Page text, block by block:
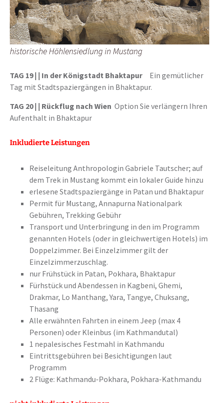
historische Höhlensiedlung in Mustang
TAG 19 | | In der Königstadt BhaktapurEin gemütlicher
Tag mit Stadtspaziergängen in Bhaktapur.
TAG 20 | | Rückflug nach Wien Option Sie verlängern Ihren
Aufenthalt in Bhaktapur
Inkludierte Leistungen
Reiseleitung Anthropologin Gabriele Tautscher; auf
dem Trek in Mustang kommt ein lokaler Guide hinzu
erlesene Stadtspaziergänge in Patan und Bhaktapur
Permit für Mustang, Annapurna Nationalpark
Gebühren, Trekking Gebühr
Transport und Unterbringung in den im Programm
genannten Hotels (oder in gleichwertigen Hotels) im
Doppelzimmer. Bei Einzelzimmer gilt der
Einzelzimmerzuschlag.
nur Frühstück in Patan, Pokhara, Bhaktapur
Fürhstück und Abendessen in Kagbeni, Ghemi,
Drakmar, Lo Manthang, Yara, Tangye, Chuksang,
Thasang
Alle erwähnten Fahrten in einem Jeep (max 4
Personen) oder Kleinbus (im Kathmandutal)
1 nepalesisches Festmahl in Kathmandu
Eintrittsgebühren bei Besichtigungen laut
Programm
2 Flüge: Kathmandu-Pokhara, Pokhara-Kathmandu